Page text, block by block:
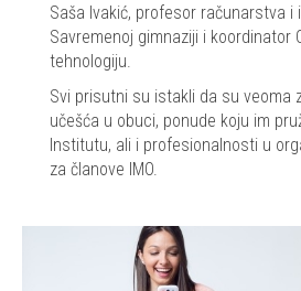
Saša Ivakić, profesor računarstva i
Savremenoj gimnaziji i koordinator
tehnologiju.
Svi prisutni su istakli da su veoma
učešća u obuci, ponude koju im
Institutu, ali i profesionalnosti u
za članove IMO.